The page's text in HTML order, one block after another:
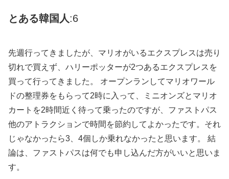
とある韓国 人:6
先週行ってきましたが、マリオがいるエクスプレスは売り
切れで買えず、ハリーポッターが2つあるエクスプレスを
買って行ってきました。 オープンランしてマリオワール
ドの整理券をもらって2時に入って、ミニオンズとマリオ
カートを2時間近く待って乗ったのですが、ファストパス
他のアトラクションで時間を節約してよかったです。それ
じゃなかったら3、4個しか乗れなかったと思います。 結
論は、ファストパスは何でも申し込んだ方がいいと思いま
す。